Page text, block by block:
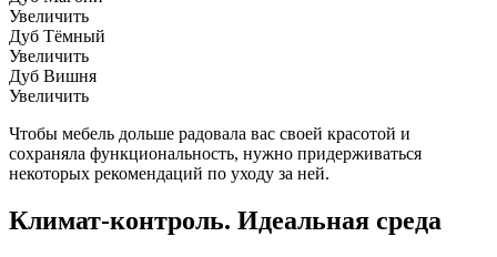
Увеличить
Дуб Тёмный
Увеличить
Дуб Вишня
Увеличить
Чтобы мебель дольше радовала вас своей красотой и
сохраняла функциональность, нужно придерживаться
некоторых рекомендаций по уходу за ней.
Климат-контроль. Идеальная среда